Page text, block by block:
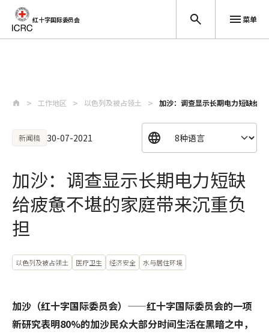
红十字国际委员会 菜单
工作地区 以色列及被占领土 加沙：调查显示长期电力短缺给
新闻稿 30-07-2021
加沙：调查显示长期电力短缺
给疲惫不堪的家庭带来沉重负
担
以色列及被占领土 医疗卫生 经济安全 水与居住环境
加沙（红十字国际委员会）——红十字国际委员会的一项
新研究表明80%的加沙民众大部分时间生活在黑暗之中，